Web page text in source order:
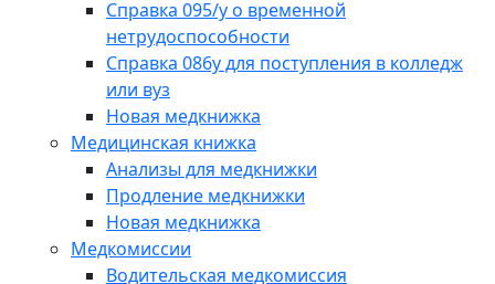
Справка 095/у о временной
нетрудоспособности
Справка 086у для поступления в колледж
или вуз
Новая медкнижка
Медицинская книжка
Анализы для медкнижки
Продление медкнижки
Новая медкнижка
Медкомиссии
Водительская медкомиссия